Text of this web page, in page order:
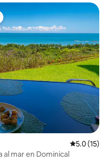
Calificación
5.0 (15)
al mar en Dominical